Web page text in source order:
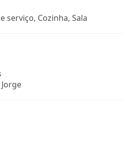
serviço, Cozinha, Sala